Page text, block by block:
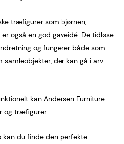
træfigurer som bjørnen,
også en god gaveidé. De tidløse
og fungerer både som
samleobjekter, der kan gå i arv
kan Andersen Furniture
og træfigurer.
kan du finde den perfekte